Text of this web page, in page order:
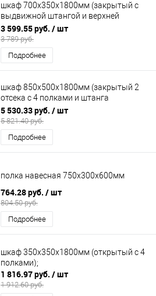
шкаф 700х350х1800мм (закрытый с
выдвижной штангой и верхней
полкой)
3 599.55 руб. / шт
3 789 руб.
Подробнее
шкаф 850х500х1800мм (закрытый 2
отсека с 4 полками и штанга
поперечная)
5 530.33 руб. / шт
5 821.40 руб.
Подробнее
полка навесная 750х300х600мм
764.28 руб. / шт
804.50 руб.
Подробнее
шкаф 350х350х1800мм (открытый с 4
полками);
1 816.97 руб. / шт
1 912.60 руб.